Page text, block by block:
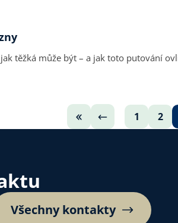
těžká může být – a jak toto putování
1 2
Všechny kontakty